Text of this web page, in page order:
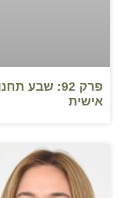
פרק 92: שבע
אישית